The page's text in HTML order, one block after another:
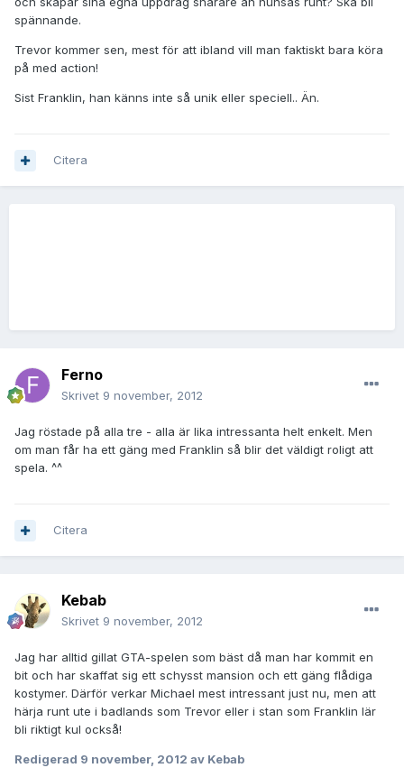
spännande.
Trevor kommer sen, mest för att ibland vill man faktiskt bara köra
på med action!
Sist Franklin, han känns inte så unik eller speciell.. Än.
Citera
Ferno
Skrivet 9 november, 2012
Jag röstade på alla tre - alla är lika intressanta helt enkelt. Men
om man får ha ett gäng med Franklin så blir det väldigt roligt att
spela. ^^
Citera
Kebab
Skrivet 9 november, 2012
Jag har alltid gillat GTA-spelen som bäst då man har kommit en
bit och har skaffat sig ett schysst mansion och ett gäng flådiga
kostymer. Därför verkar Michael mest intressant just nu, men att
härja runt ute i badlands som Trevor eller i stan som Franklin lär
bli riktigt kul också!
Redigerad 9 november, 2012 av Kebab